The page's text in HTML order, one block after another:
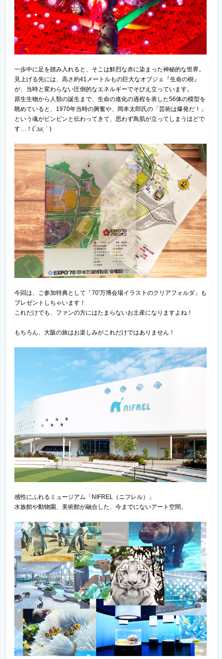
一歩中に足を踏み入れると、そこは鮮烈な赤に染まった神秘的な世界。
見上げる先には、高さ約41メートルもの巨大なオブジェ『生命の樹』
が、当時と変わらない圧倒的なエネルギーでそびえ立っています。
原生生物から人類の誕生まで、生命の進化の過程を表した56体の模型を
眺めていると、1970年当時の興奮や、岡本太郎氏の「芸術は爆発だ！」
という魂がビンビンと伝わってきて、思わず鳥肌が立ってしまうほどで
す…！(´;ω;｀)
今回は、ご参加特典として「70'万博会場イラストのクリアフォルダ」も
プレゼントしちゃいます！
これだけでも、ファンの方にはたまらないお土産になりますよね！
もちろん、大阪の旅はお楽しみがこれだけではありません！
感性にふれるミュージアム「NIFREL（ニフレル）」
水族館や動物園、美術館が融合した、今までにないアート空間。